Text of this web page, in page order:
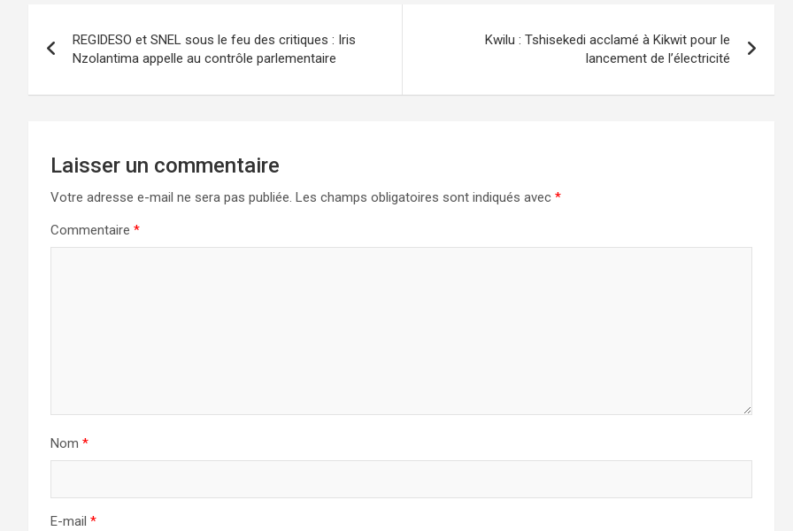
de
l’article
REGIDESO et SNEL sous le feu des critiques : Iris
Nzolantima appelle au contrôle parlementaire
Kwilu : Tshisekedi acclamé à Kikwit pour le
lancement de l’électricité
Laisser un commentaire
Votre adresse e-mail ne sera pas publiée. Les champs obligatoires sont indiqués avec *
Commentaire *
Nom *
E-mail *